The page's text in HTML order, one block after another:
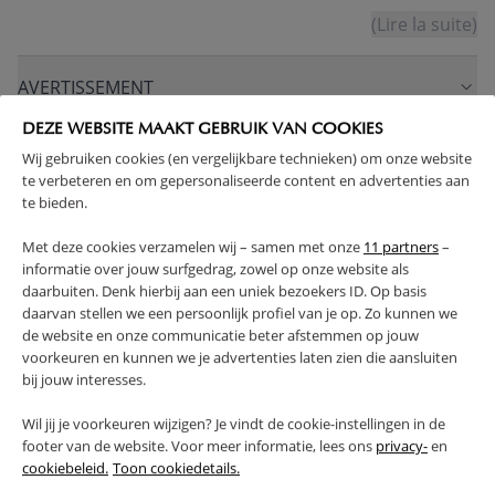
DEZE WEBSITE MAAKT GEBRUIK VAN COOKIES
Wij gebruiken cookies (en vergelijkbare technieken) om onze website
te verbeteren en om gepersonaliseerde content en advertenties aan
te bieden.
Met deze cookies verzamelen wij – samen met onze 11 partners–
informatie over jouw surfgedrag, zowel op onze website als
daarbuiten. Denk hierbij aan een uniek bezoekers ID. Op basis
daarvan stellen we een persoonlijk profiel van je op. Zo kunnen we
de website en onze communicatie beter afstemmen op jouw
voorkeuren en kunnen we je advertenties laten zien die aansluiten
bij jouw interesses.
Wil jij je voorkeuren wijzigen? Je vindt de cookie-instellingen in de
footer van de website. Voor meer informatie, lees ons privacy-en
cookiebeleid. Toon cookiedetails.
(Lire la suite)
AVERTISSEMENT
CARACTÉRISTIQUES
AVANTAGES DE CE PRODUIT
FAQ
RETOURS
High-contrast mode